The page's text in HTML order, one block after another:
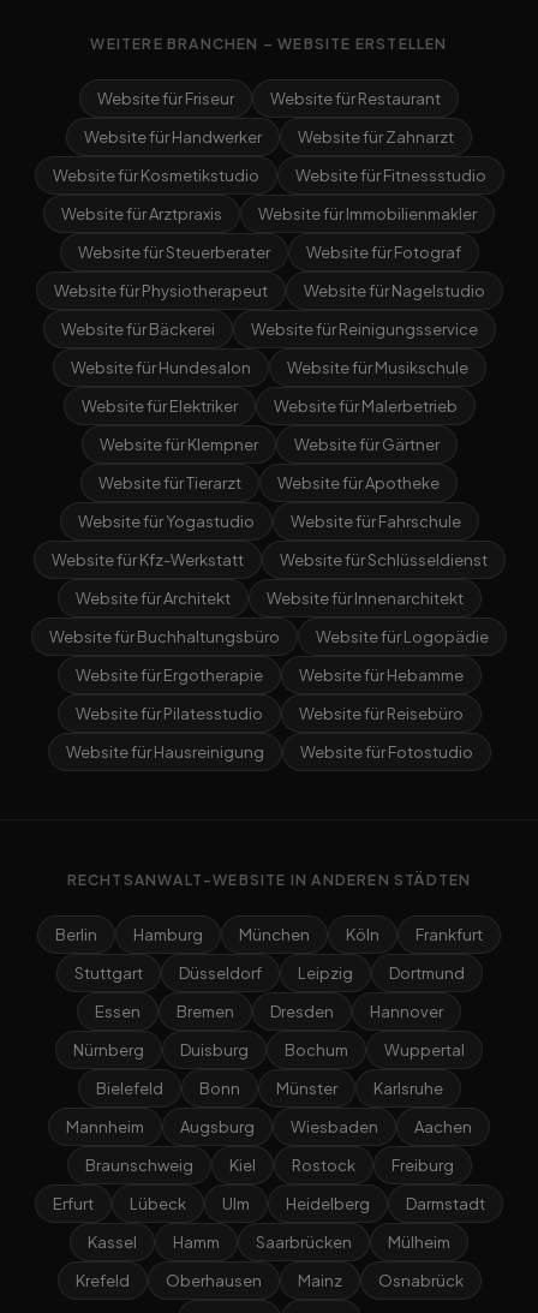
WEITERE BRANCHEN – WEBSITE ERSTELLEN
Website für Friseur
Website für Restaurant
Website für Handwerker
Website für Zahnarzt
Website für Kosmetikstudio
Website für Fitnessstudio
Website für Arztpraxis
Website für Immobilienmakler
Website für Steuerberater
Website für Fotograf
Website für Physiotherapeut
Website für Nagelstudio
Website für Bäckerei
Website für Reinigungsservice
Website für Hundesalon
Website für Musikschule
Website für Elektriker
Website für Malerbetrieb
Website für Klempner
Website für Gärtner
Website für Tierarzt
Website für Apotheke
Website für Yogastudio
Website für Fahrschule
Website für Kfz-Werkstatt
Website für Schlüsseldienst
Website für Architekt
Website für Innenarchitekt
Website für Buchhaltungsbüro
Website für Logopädie
Website für Ergotherapie
Website für Hebamme
Website für Pilatesstudio
Website für Reisebüro
Website für Hausreinigung
Website für Fotostudio
RECHTSANWALT-WEBSITE IN ANDEREN STÄDTEN
Berlin Hamburg München Köln
Frankfurt
Stuttgart
Düsseldorf Leipzig
Dortmund
Essen
Bremen Dresden
Hannover
Nürnberg
Duisburg Bochum
Wuppertal
Bielefeld
Bonn Münster
Karlsruhe
Mannheim
Augsburg Wiesbaden
Aachen
Braunschweig
Kiel Rostock
Freiburg
Erfurt
Lübeck Ulm Heidelberg
Darmstadt
Kassel
Hamm Saarbrücken
Mülheim
Krefeld
Oberhausen Mainz
Osnabrück